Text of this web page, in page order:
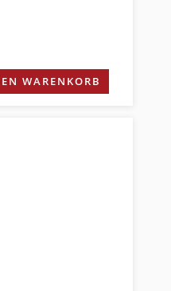
WARENKORB